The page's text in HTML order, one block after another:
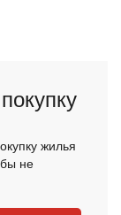
жилья
не